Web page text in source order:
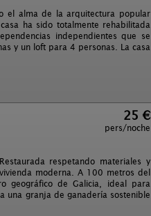
el alma de la arquitectura popular
ha sido totalmente rehabilitada
independientes que se
y un loft para 4 personas. La casa
25 €
pers/noche
respetando materiales y
moderna. A 100 metros del
geográfico de Galicia, ideal para
una granja de ganadería sostenible